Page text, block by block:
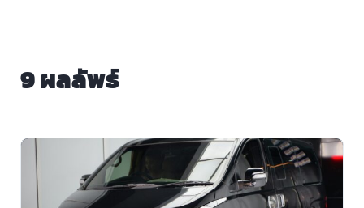
9 ผลลัพธ์